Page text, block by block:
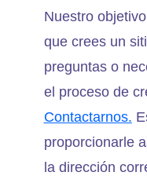
Nuestro
que crees un
preguntas o
el proceso de
Contactarnos.
proporcionarle
la dirección